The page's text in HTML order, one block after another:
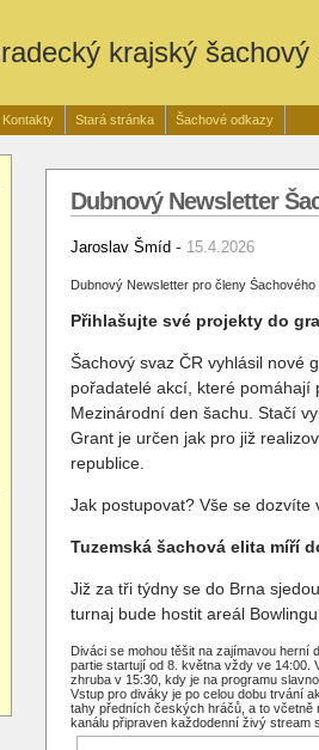
krajský šachový
Kontakty Stará stránka Šachové odkazy
Dubnový Newsletter
Jaroslav Šmíd - 15.4.2026
Dubnový Newsletter pro členy
Přihlašujte své projekty do
Šachový svaz ČR vyhlásil nové
pořadatelé akcí, které
Mezinárodní den šachu. Stačí
Grant je určen jak pro již
republice.
Jak postupovat? Vše se dozvíte
Tuzemská šachová elita míří
Již za tři týdny se do Brna
turnaj bude hostit areál
Diváci se mohou těšit na zajímavou
partie startují od 8. května vždy ve 14:00.
zhruba v 15:30, kdy je na programu
Vstup pro diváky je po celou dobu trvání
tahy předních českých hráčů, a to včetně
kanálu připraven každodenní živý stream